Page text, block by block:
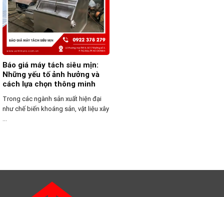
Báo giá máy tách siêu mịn:
Những yếu tố ảnh hưởng và
cách lựa chọn thông minh
Trong các ngành sản xuất hiện đại
như chế biến khoáng sản, vật liệu xây